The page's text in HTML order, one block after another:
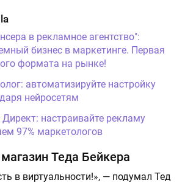
в рекламное агентство":
бизнес в маркетинге. Первая
формата на рынке!
автоматизируйте настройку
нейросетям
настраивайте рекламу
97% маркетологов
Теда Бейкера
в виртуальности!», — подумал Тед